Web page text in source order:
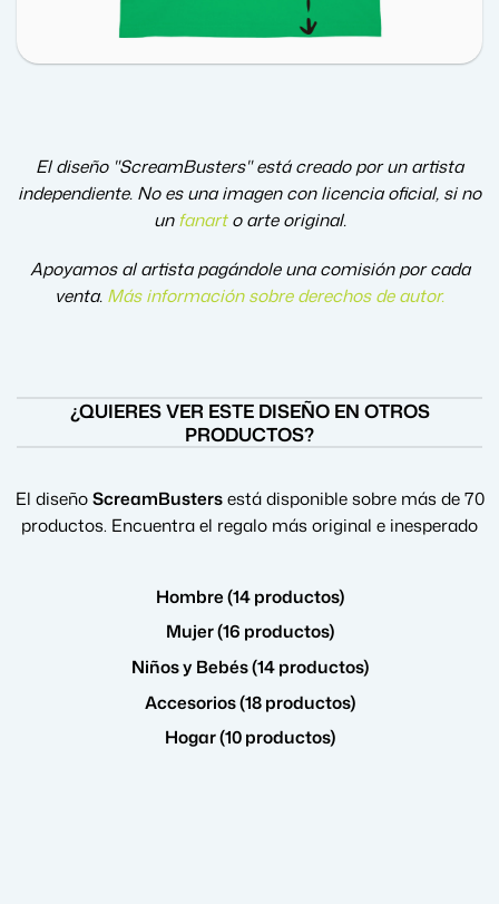
El diseño "ScreamBusters" está creado por un artista
independiente. No es una imagen con licencia oficial, si no
unfanart o arte original.
Apoyamos al artista pagándole una comisión por cada
venta. Más información sobre derechos de autor.
¿QUIERES VER ESTE DISEÑO EN OTROS
PRODUCTOS?
El diseñoScreamBustersestá disponible sobre más de 70
productos. Encuentra el regalo más original e inesperado
Hombre (14 productos)
Mujer (16 productos)
Niños y Bebés (14 productos)
Accesorios (18 productos)
Hogar (10 productos)